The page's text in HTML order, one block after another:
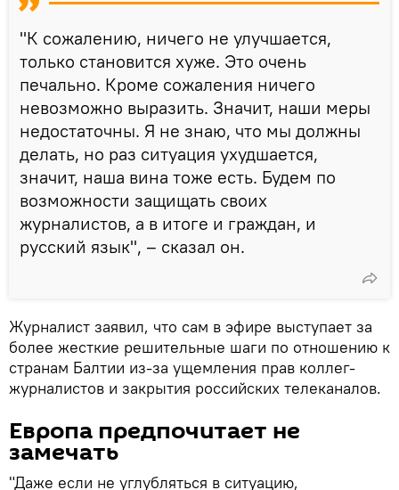
"К сожалению, ничего не улучшается,
только становится хуже. Это очень
печально. Кроме сожаления ничего
невозможно выразить. Значит, наши меры
недостаточны. Я не знаю, что мы должны
делать, но раз ситуация ухудшается,
значит, наша вина тоже есть. Будем по
возможности защищать своих
журналистов, а в итоге и граждан, и
русский язык", – сказал он.
Журналист заявил, что сам в эфире выступает за
более жесткие решительные шаги по отношению к
странам Балтии из-за ущемления прав коллег-
журналистов и закрытия российских телеканалов.
Европа предпочитает не
замечать
"Даже если не углубляться в ситуацию,